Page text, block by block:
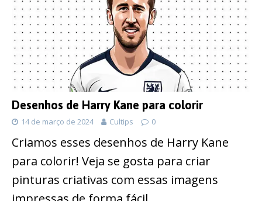
Desenhos de Harry Kane para colorir
14 de março de 2024 Cultips 0
Criamos esses desenhos de Harry Kane
para colorir! Veja se gosta para criar
pinturas criativas com essas imagens